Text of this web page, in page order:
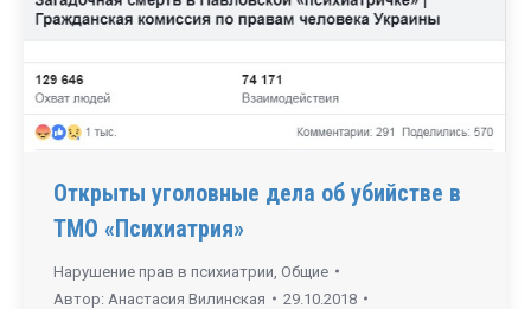
Открыты уголовные дела об убийстве в
ТМО «Психиатрия»
Нарушение прав в психиатрии Общие
Автор: Анастасия Вилинская
29.10.2018